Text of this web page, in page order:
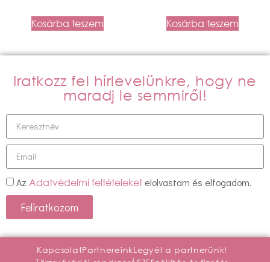
Kosárba teszem Kosárba teszem
Iratkozz fel hírlevelünkre, hogy ne
maradj le semmiről!
Az Adatvédelmi feltételeket elolvastam és elfogadom.
Feliratkozom
KapcsolatPartnereinkLegyél a partnerünk!